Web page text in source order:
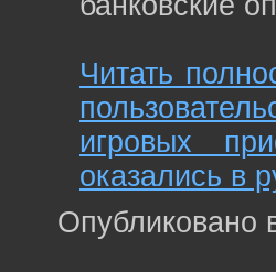
Читать
игровых
оказались в
Опубликовано